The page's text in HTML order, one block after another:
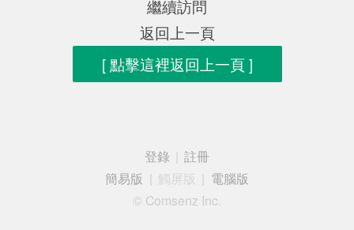
繼續訪問
返回上一頁
[ 點擊這裡返回上一頁 ]
登錄
註冊
簡易版
觸屏版
電腦版
© Comsenz Inc.